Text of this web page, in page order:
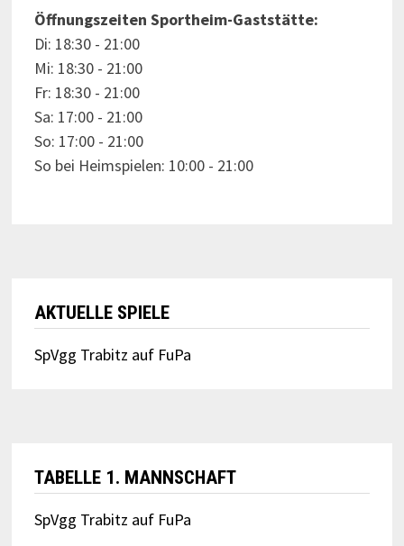
Öffnungszeiten Sportheim-Gaststätte:
Di: 18:30 - 21:00
Mi: 18:30 - 21:00
Fr: 18:30 - 21:00
Sa: 17:00 - 21:00
So: 17:00 - 21:00
So bei Heimspielen: 10:00 - 21:00
AKTUELLE SPIELE
SpVgg Trabitz auf FuPa
TABELLE 1. MANNSCHAFT
SpVgg Trabitz auf FuPa